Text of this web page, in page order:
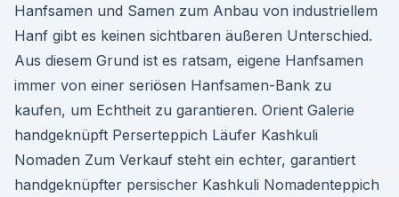
Hanfsamen und Samen zum Anbau von industriellem
Hanf gibt es keinen sichtbaren äußeren Unterschied.
Aus diesem Grund ist es ratsam, eigene Hanfsamen
immer von einer seriösen Hanfsamen-Bank zu
kaufen, um Echtheit zu garantieren. Orient Galerie
handgeknüpft Perserteppich Läufer Kashkuli
Nomaden Zum Verkauf steht ein echter, garantiert
handgeknüpfter persischer Kashkuli Nomadenteppich